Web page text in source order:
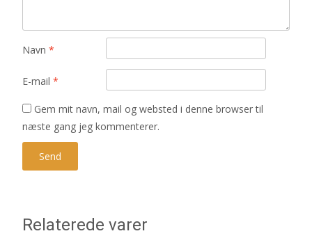
Navn *
E-mail *
Gem mit navn, mail og websted i denne browser til
næste gang jeg kommenterer.
Relaterede varer